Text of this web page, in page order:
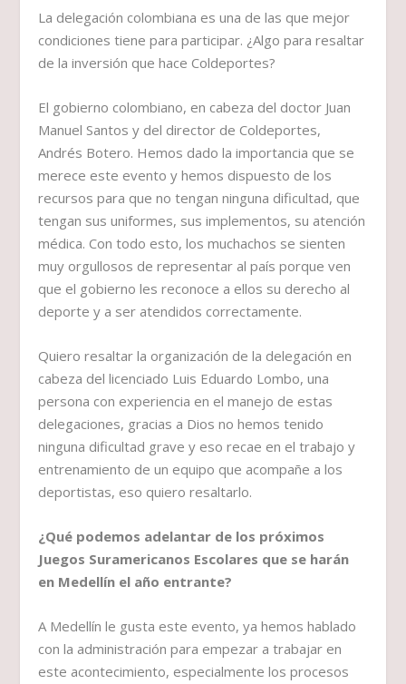
La delegación colombiana es una de las que mejor
condiciones tiene para participar. ¿Algo para resaltar
de la inversión que hace Coldeportes?
El gobierno colombiano, en cabeza del doctor Juan
Manuel Santos y del director de Coldeportes,
Andrés Botero. Hemos dado la importancia que se
merece este evento y hemos dispuesto de los
recursos para que no tengan ninguna dificultad, que
tengan sus uniformes, sus implementos, su atención
médica. Con todo esto, los muchachos se sienten
muy orgullosos de representar al país porque ven
que el gobierno les reconoce a ellos su derecho al
deporte y a ser atendidos correctamente.
Quiero resaltar la organización de la delegación en
cabeza del licenciado Luis Eduardo Lombo, una
persona con experiencia en el manejo de estas
delegaciones, gracias a Dios no hemos tenido
ninguna dificultad grave y eso recae en el trabajo y
entrenamiento de un equipo que acompañe a los
deportistas, eso quiero resaltarlo.
¿Qué podemos adelantar de los próximos
Juegos Suramericanos Escolares que se harán
en Medellín el año entrante?
A Medellín le gusta este evento, ya hemos hablado
con la administración para empezar a trabajar en
este acontecimiento, especialmente los procesos